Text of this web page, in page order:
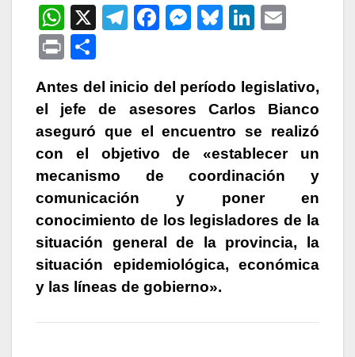
W
h
at
s
A
p
p
X
T
gr
a
m
F
e
b
o
o
M
s
e
n
g
Bl
s
k
y
Li
e
dI
n
P
nt m
p
ar
tir
Antes del inicio del período legislativo,
el jefe de asesores Carlos Bianco
aseguró que el encuentro se realizó
con el objetivo de «establecer un
mecanismo de coordinación y
comunicación y poner en
conocimiento de los legisladores de la
situación general de la provincia, la
situación epidemiológica, económica
y las líneas de gobierno».